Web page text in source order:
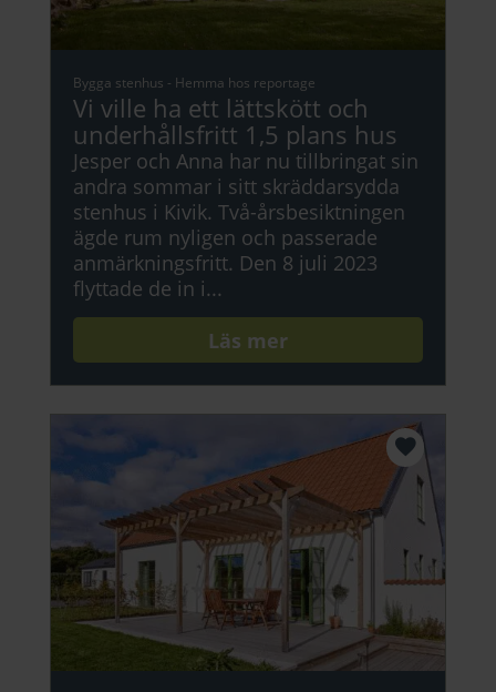
Bygga stenhus - Hemma hos reportage
Vi ville ha ett lättskött och
underhållsfritt 1,5 plans hus
Jesper och Anna har nu tillbringat sin
andra sommar i sitt skräddarsydda
stenhus i Kivik. Två-årsbesiktningen
ägde rum nyligen och passerade
anmärkningsfritt. Den 8 juli 2023
flyttade de in i...
Läs mer